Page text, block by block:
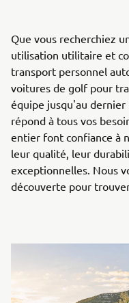
Que vous recherchiez
utilisation utilitaire et
transport personnel
voitures de golf pour
équipe jusqu'au dernier
répond à tous vos
entier font confiance à
leur qualité, leur
exceptionnelles. Nous
découverte pour